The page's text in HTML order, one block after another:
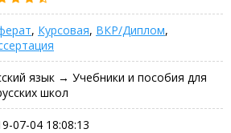
, Курсовая, ВКР/Диплом,
язык → Учебники и пособия для
школ
07-04 18:08:13